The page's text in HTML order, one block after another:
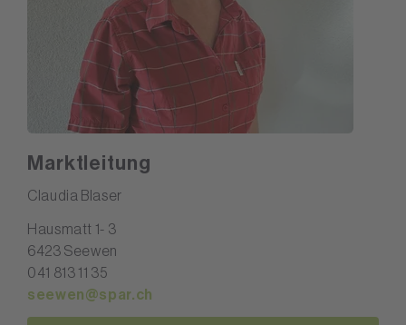
Marktleitung
Claudia Blaser
Hausmatt 1- 3
6423 Seewen
041 813 11 35
seewen@spar.ch